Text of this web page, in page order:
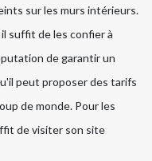
sur les murs intérieurs.
suffit de les confier à
de garantir un
peut proposer des tarifs
de monde. Pour les
de visiter son site